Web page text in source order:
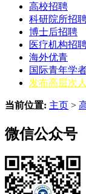
高校招聘
科研院所招
博士后招聘
医疗机构招
海外优青
国际青年学
发布高层次
当前位置: 主页 >
微信公众号